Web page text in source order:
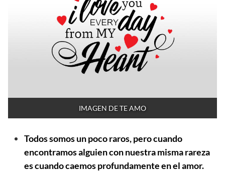
IMAGEN DE TE AMO
Todos somos un poco raros, pero cuando
encontramos alguien con nuestra misma rareza
es cuando caemos profundamente en el amor.